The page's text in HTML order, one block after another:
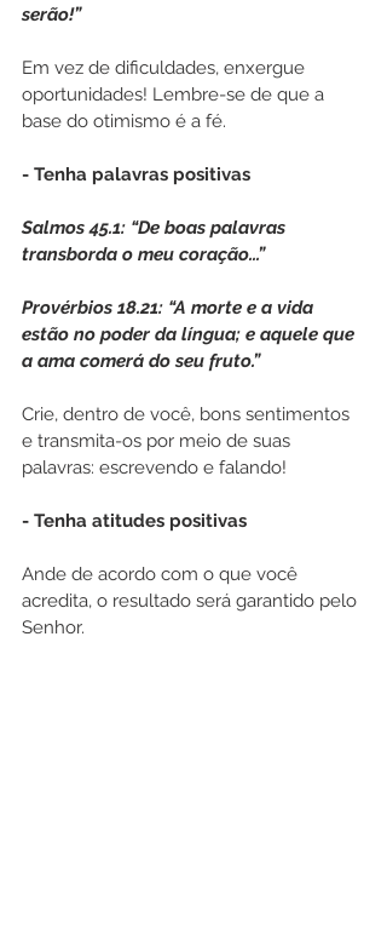
serão!”
Em vez de dificuldades, enxergue
oportunidades! Lembre-se de que a
base do otimismo é a fé.
- Tenha palavras positivas
Salmos 45.1: “De boas palavras
transborda o meu coração...”
Provérbios 18.21: “A morte e a vida
estão no poder da língua; e aquele que
a ama comerá do seu fruto.”
Crie, dentro de você, bons sentimentos
e transmita-os por meio de suas
palavras: escrevendo e falando!
- Tenha atitudes positivas
Ande de acordo com o que você
acredita, o resultado será garantido pelo
Senhor.